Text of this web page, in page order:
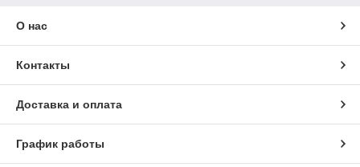
О нас
Контакты
Доставка и оплата
График работы